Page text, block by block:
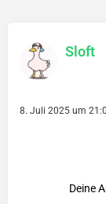
Sloft
8. Juli 2025 um
Deine